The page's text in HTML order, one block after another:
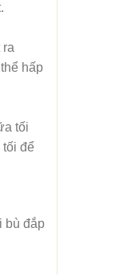
hấp
tối
để
bù đắp